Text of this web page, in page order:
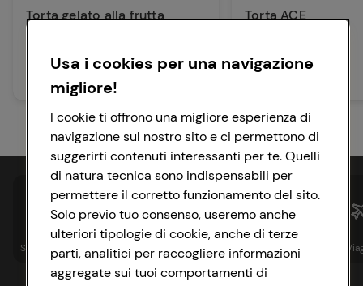
Torta gelato alla frutta
60 min Facile
Torta ACE
50 min Facile
Spesa online Assicurazioni Sapori& Istituzionale
Usa i cookies per una navigazione
migliore!
I cookie ti offrono una migliore esperienza di
navigazione sul nostro sito e ci permettono di
suggerirti contenuti interessanti per te. Quelli
di natura tecnica sono indispensabili per
permettere il corretto funzionamento del sito.
Solo previo tuo consenso, useremo anche
ulteriori tipologie di cookie, anche di terze
parti, analitici per raccogliere informazioni
aggregate sui tuoi comportamenti di